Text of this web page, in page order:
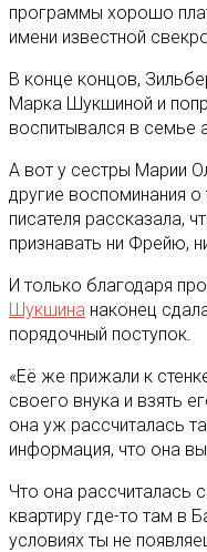
программы хорошо
имени известной
В конце концов,
Марка Шукшиной и
воспитывался в семье
А вот у сестры Марии
другие воспоминания
писателя рассказала,
признавать ни Фрейю,
И только благодаря
Шукшина наконец
порядочный поступок.
«Её же прижали к
своего внука и взять
она уж рассчиталась
информация, что она
Что она рассчиталась
квартиру где-то там в
условиях ты не